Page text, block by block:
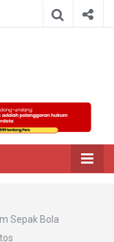
Sepak Bola